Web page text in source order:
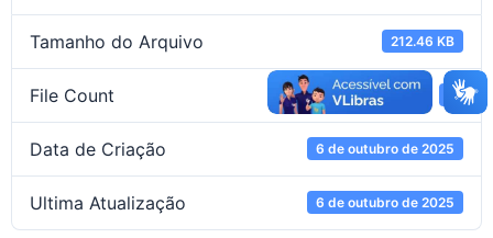
Tamanho do Arquivo 212.46 KB
File Count 1
Data de Criação 6 de outubro de 2025
Ultima Atualização 6 de outubro de 2025